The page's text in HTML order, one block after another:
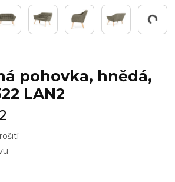
Pracuji...
pohovka, hnědá,
LAN2